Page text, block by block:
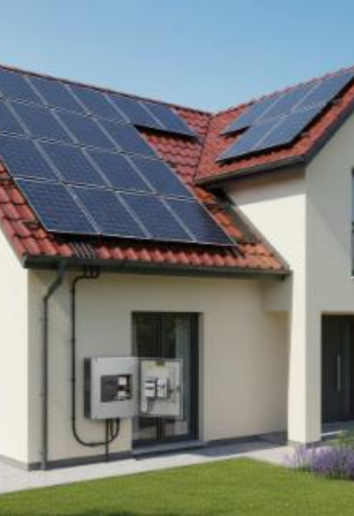
Quanto costa
installare rete solare
fotovoltaica legata a
Monza? Prezzi e
tariffe 2026
Il costo medio per installare rete solare
fotovoltaica legata va da8594€ a 25597€
Vuoi sapere il prezzo preciso per installare rete solare fotovoltaica
legata? Ottieni preventivi gratuiti.
È completamente gratuito
Trova tecnici